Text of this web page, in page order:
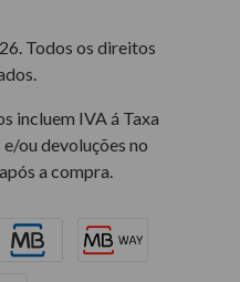
Todos os direitos
incluem IVA á Taxa
ou devoluções no
a compra.